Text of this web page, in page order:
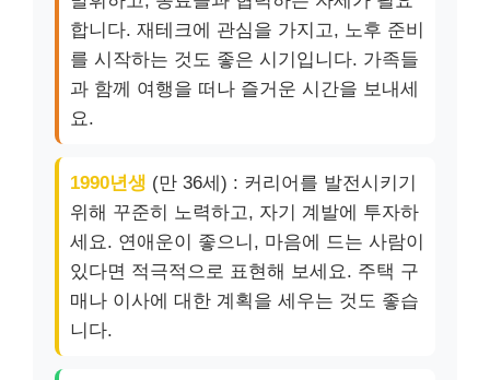
합니다. 재테크에 관심을 가지고, 노후 준비
를 시작하는 것도 좋은 시기입니다. 가족들
과 함께 여행을 떠나 즐거운 시간을 보내세
요.
1990년생 (만 36세) : 커리어를 발전시키기
위해 꾸준히 노력하고, 자기 계발에 투자하
세요. 연애운이 좋으니, 마음에 드는 사람이
있다면 적극적으로 표현해 보세요. 주택 구
매나 이사에 대한 계획을 세우는 것도 좋습
니다.